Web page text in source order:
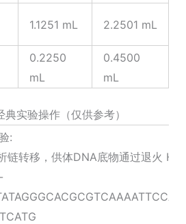
1.1251 mL 2.2501 mL
0.2250
mL
0.4500
mL
典实验操作（仅供参考）
:
链转移，供体DNA底物通过退火